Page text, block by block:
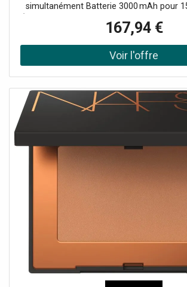
simultanément Batterie 3000 mAh pour
Écran TFT 1,44″ pour infos réseau &
jusqu’à 32 Go pour partage multimédia
TP‑Link tpMiFi (iOS/Android) Design
mobile
167,94 €